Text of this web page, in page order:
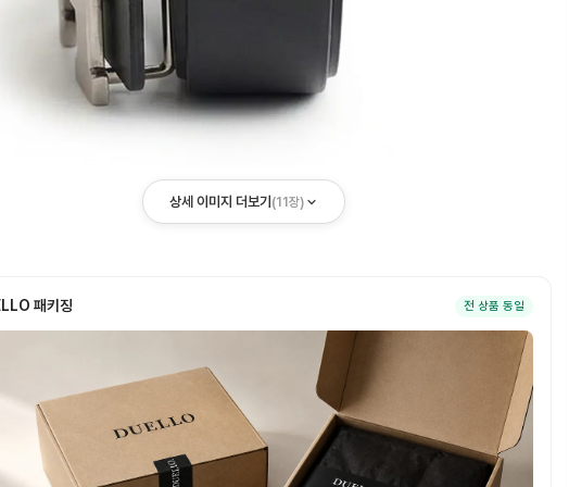
상세 이미지 더보기 (11장)
패키징 전 상품 동일